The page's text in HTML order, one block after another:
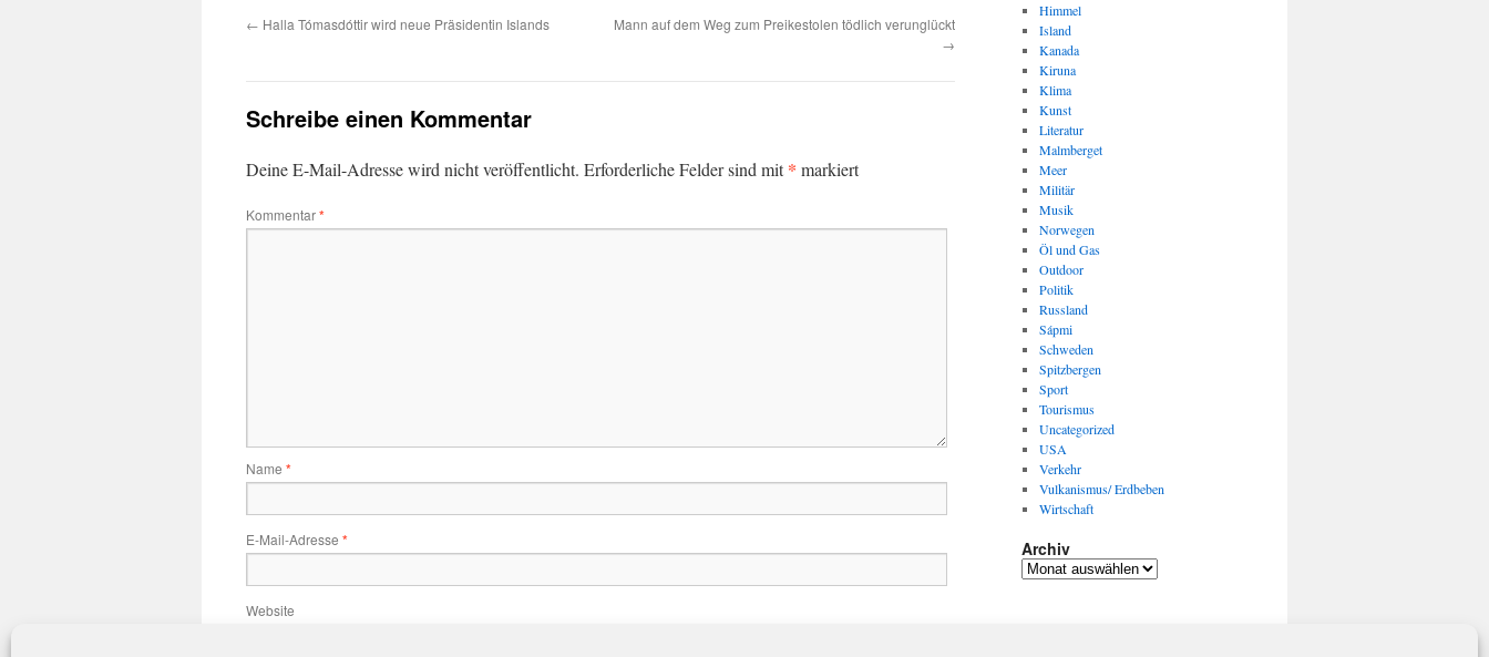
← Halla Tómasdóttir wird neue Präsidentin Islands
Mann auf dem Weg zum Preikestolen tödlich verunglückt
→
Schreibe einen Kommentar
Deine E-Mail-Adresse wird nicht veröffentlicht. Erforderliche Felder sind mit* markiert
Kommentar*
Name *
E-Mail-Adresse *
Website
Himmel
Island
Kanada
Kiruna
Klima
Kunst
Literatur
Malmberget
Meer
Militär
Musik
Norwegen
Öl und Gas
Outdoor
Politik
Russland
Sápmi
Schweden
Spitzbergen
Sport
Tourismus
Uncategorized
USA
Verkehr
Vulkanismus/ Erdbeben
Wirtschaft
Archiv
Archiv